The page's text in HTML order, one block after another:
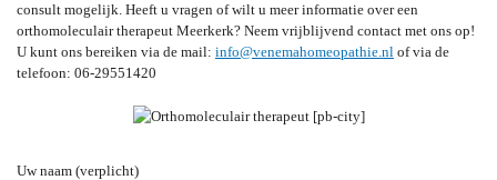
consult mogelijk. Heeft u vragen of wilt u meer informatie over een
orthomoleculair therapeut Meerkerk? Neem vrijblijvend contact met ons op!
U kunt ons bereiken via de mail: info@venemahomeopathie.nl of via de
telefoon: 06-29551420
Uw naam (verplicht)